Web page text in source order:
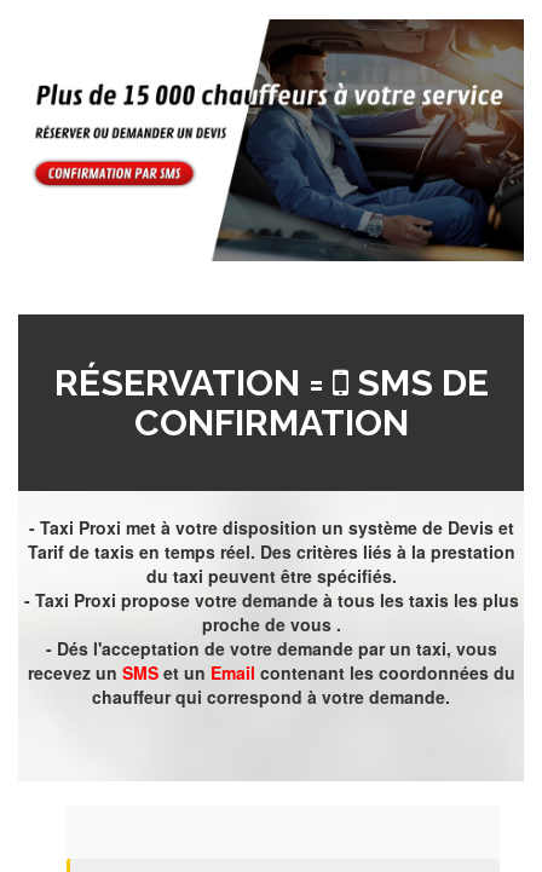
RÉSERVATION =
SMS DE
CONFIRMATION
- Taxi Proxi met à votre disposition un système de Devis et
Tarif de taxis en temps réel. Des critères liés à la prestation
du taxi peuvent être spécifiés.
- Taxi Proxi propose votre demande à tous les taxis les plus
proche de vous .
- Dés l'acceptation de votre demande par un taxi, vous
recevez un SMSet un Email contenant les coordonnées du
chauffeur qui correspond à votre demande.